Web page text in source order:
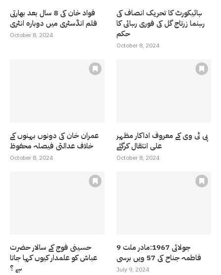
فواد خان کی 8 سال بعد بھارتی
فلم انڈسٹری میں دوبارہ انٹری
October 8, 2024
ہائیکورٹ کا تحریک انصاف کی
رہنما زرتاج گل کی فوری رہائی کا
حکم
October 8, 2024
عمران خان کی دونوں بہنوں کے
خلاف عدالتی فیصلہ محفوظ
October 8, 2024
پی ٹی وی کے معروف اداکار مظہر
علی انتقال کرگئے
October 8, 2024
حسینی فوج کے سالار حضرت
عباسّ کو علمدار کیوں کہا جاتا
ہے ؟
9 جولائی 1967:مادر ملت
فاطمہ جناح کی 57 ویں برسی
July 9, 2024